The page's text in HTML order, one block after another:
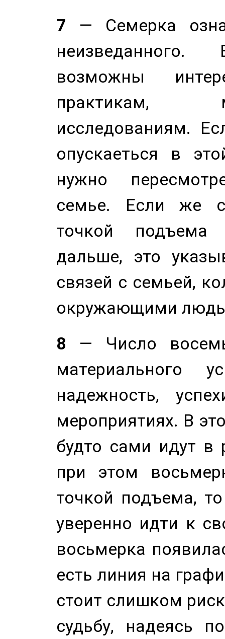
7 — Семерка
возможны
практикам,
исследованиям.
опускаеться в
нужно
семье. Если же
точкой
дальше, это
связей с семьей,
окружающими
8 — Число
материального
надежность,
мероприятиях. В
будто сами идут в
при этом
точкой подъема,
уверенно идти к
восьмерка
есть линия на
стоит слишком
судьбу, надеясь